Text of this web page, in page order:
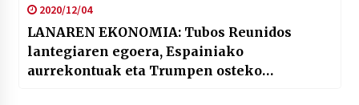
2020/12/04
LANAREN EKONOMIA: Tubos Reunidos
lantegiaren egoera, Espainiako
aurrekontuak eta Trumpen osteko